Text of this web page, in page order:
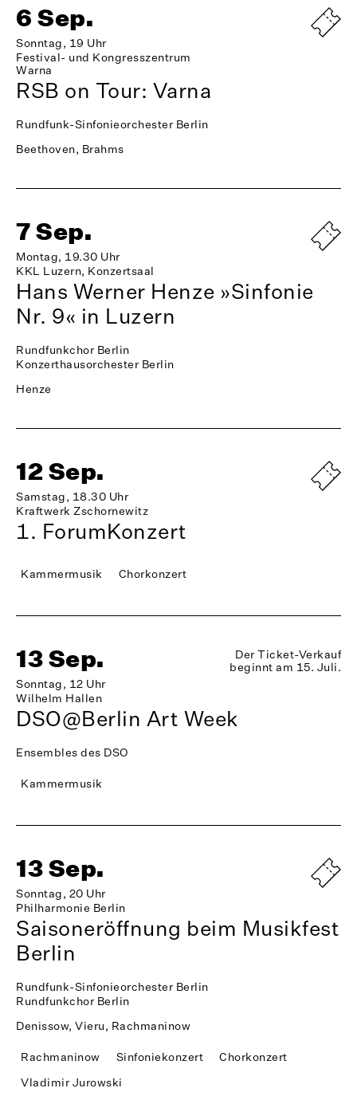
6 Sep.
Sonntag, 19 Uhr
Festival- und Kongresszentrum
Warna
RSB on Tour: Varna
Rundfunk-Sinfonieorchester Berlin
Beethoven, Brahms
7 Sep.
Montag, 19.30 Uhr
KKL Luzern, Konzertsaal
Hans Werner Henze »Sinfonie
Nr. 9« in Luzern
Rundfunkchor Berlin
Konzerthausorchester Berlin
Henze
12 Sep.
Samstag, 18.30 Uhr
Kraftwerk Zschornewitz
1. ForumKonzert
Kammermusik Chorkonzert
13 Sep.
Sonntag, 12 Uhr
Wilhelm Hallen
Der Ticket-Verkauf
beginnt am 15. Juli.
DSO@Berlin Art Week
Ensembles des DSO
Kammermusik
13 Sep.
Sonntag, 20 Uhr
Philharmonie Berlin
Saisoneröffnung beim Musikfest
Berlin
Rundfunk-Sinfonieorchester Berlin
Rundfunkchor Berlin
Denissow, Vieru, Rachmaninow
Rachmaninow Sinfoniekonzert
Chorkonzert
Vladimir Jurowski